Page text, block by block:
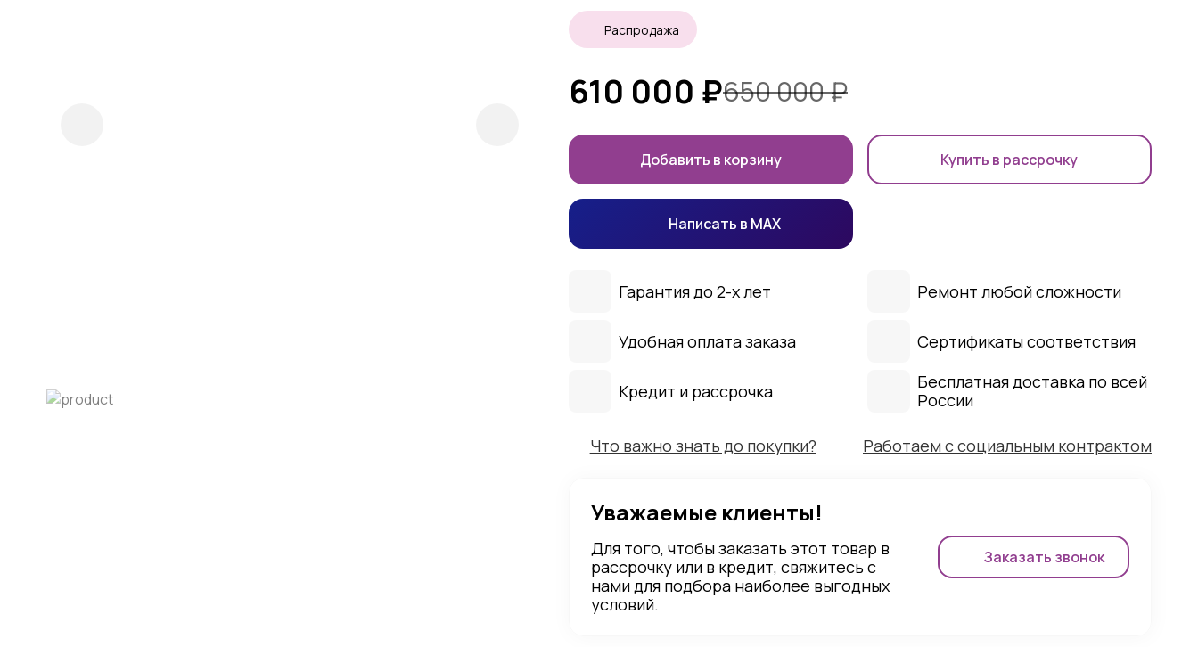
Распродажа
610 000 ₽650 000₽
Добавить в корзину Купить в рассрочку
Написать в MAX
Гарантия до 2-х лет Ремонт любой сложности
Удобная оплата заказа Сертификаты соответствия
Кредит и рассрочка
Бесплатная доставка по всей
России
Что важно знать до покупки? Работаем с социальным контрактом
Уважаемые клиенты!
Для того, чтобы заказать этот товар в
рассрочку или в кредит, свяжитесь с
нами для подбора наиболее выгодных
условий.
Заказать звонок